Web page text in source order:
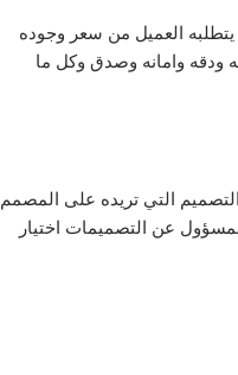
العميل من سعر وجوده
ودقه وامانه وصدق وكل ما
التي تريده على المصمم
عن التصميمات اختيار